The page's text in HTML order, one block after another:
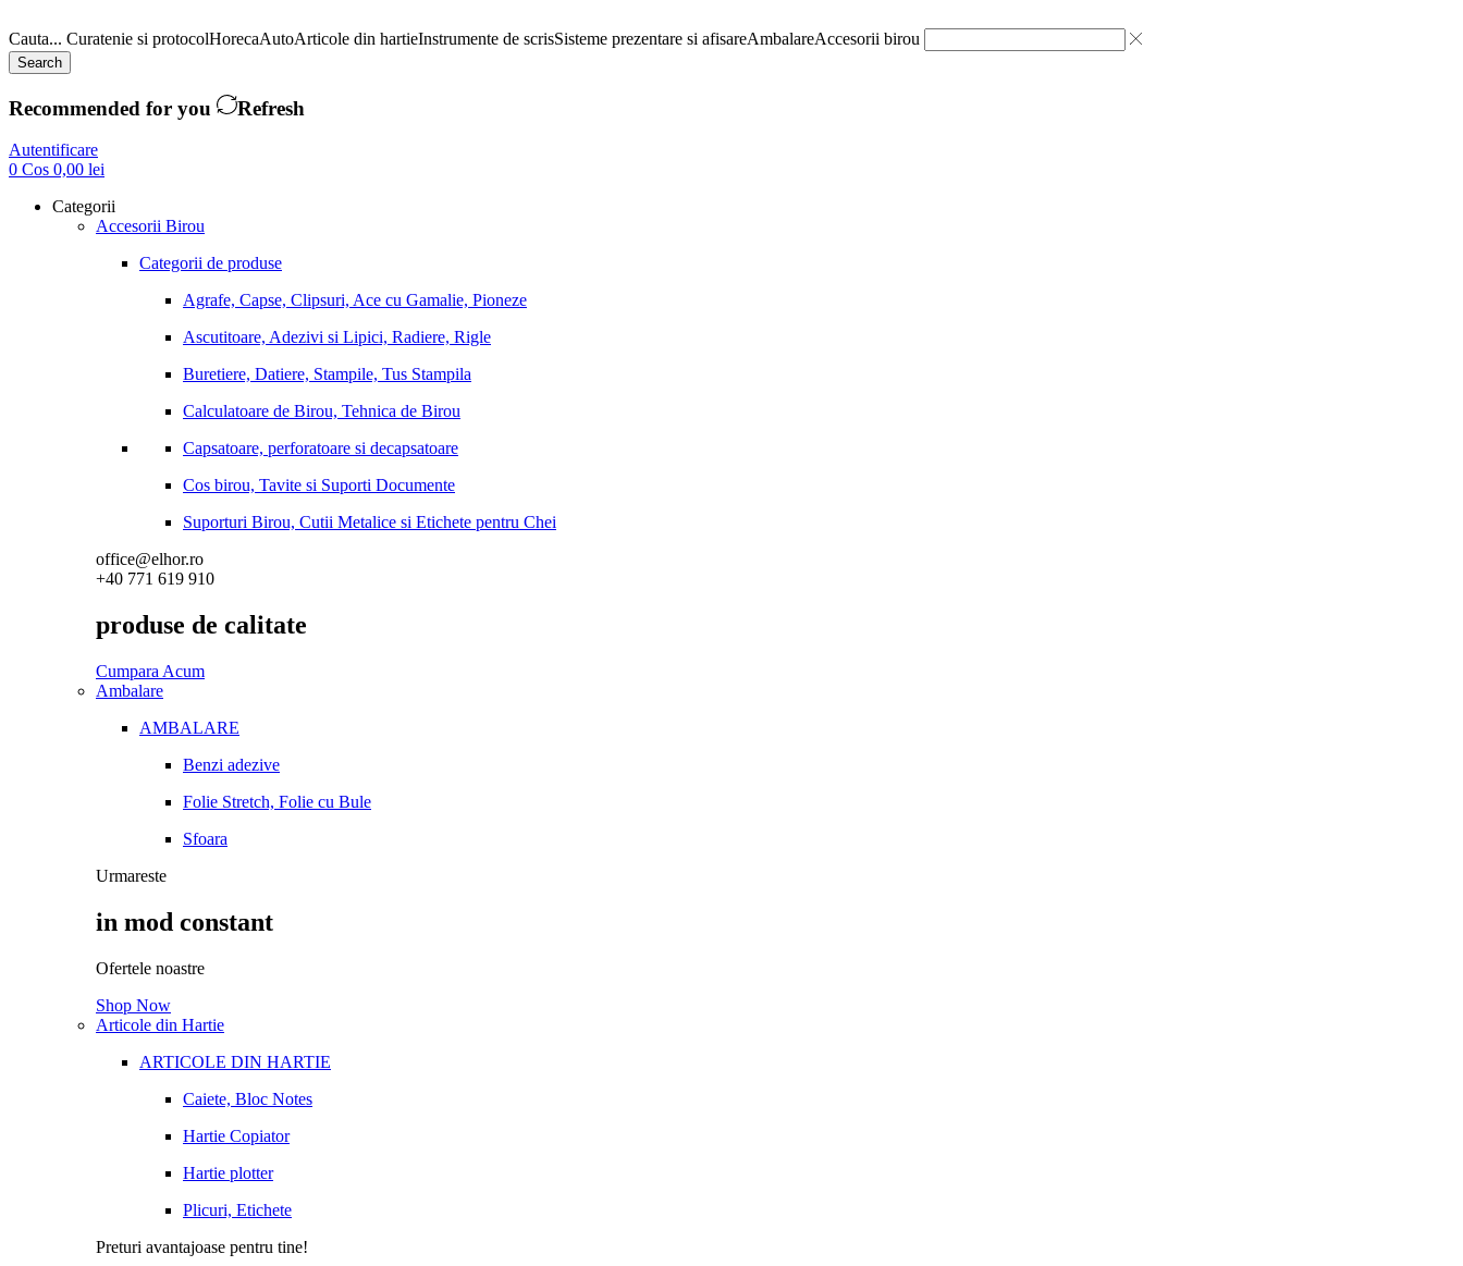
Cauta... Curatenie si protocolHorecaAutoArticole din hartieInstrumente de scrisSisteme prezentare si afisareAmbalareAccesorii birou
Search
Recommended for you Refresh
Autentificare
0 Cos 0,00 lei
Categorii
Accesorii Birou
Categorii de produse
Agrafe, Capse, Clipsuri, Ace cu Gamalie, Pioneze
Ascutitoare, Adezivi si Lipici, Radiere, Rigle
Buretiere, Datiere, Stampile, Tus Stampila
Calculatoare de Birou, Tehnica de Birou
Capsatoare, perforatoare si decapsatoare
Cos birou, Tavite si Suporti Documente
Suporturi Birou, Cutii Metalice si Etichete pentru Chei
office@elhor.ro
+40 771 619 910
produse de calitate
Cumpara Acum
Ambalare
AMBALARE
Benzi adezive
Folie Stretch, Folie cu Bule
Sfoara
Urmareste
in mod constant
Ofertele noastre
Shop Now
Articole din Hartie
ARTICOLE DIN HARTIE
Caiete, Bloc Notes
Hartie Copiator
Hartie plotter
Plicuri, Etichete
Preturi avantajoase pentru tine!